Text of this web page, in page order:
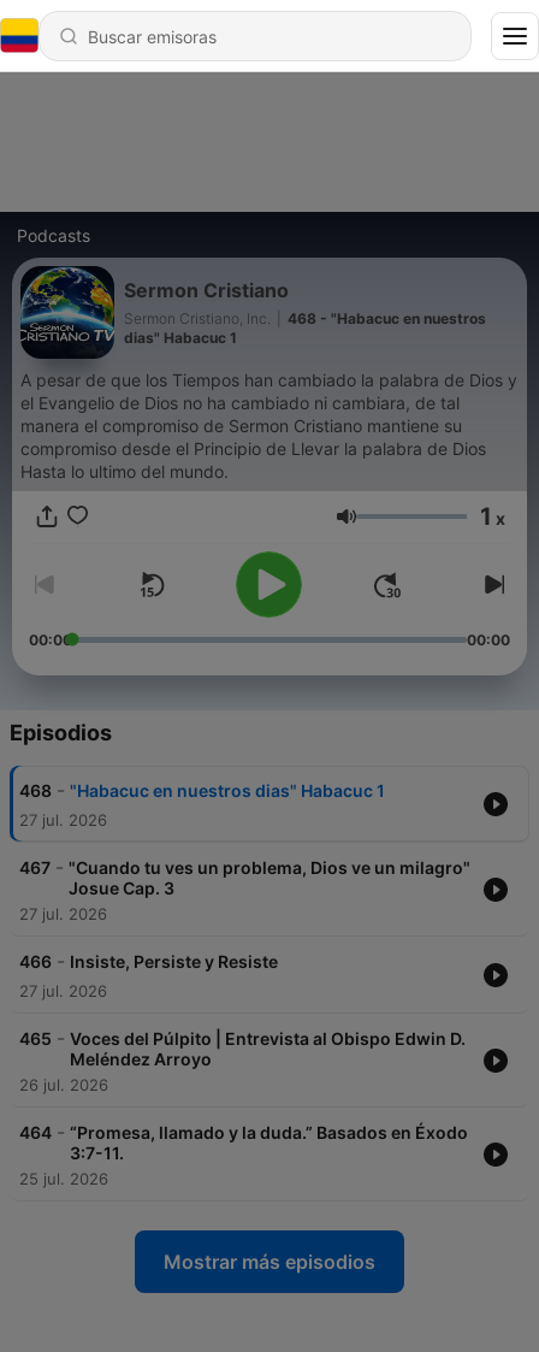
Podcasts
Sermon Cristiano
Sermon Cristiano, Inc.
468 - "Habacuc en nuestros
dias" Habacuc 1
A pesar de que los Tiempos han cambiado la palabra de Dios y
el Evangelio de Dios no ha cambiado ni cambiara, de tal
manera el compromiso de Sermon Cristiano mantiene su
compromiso desde el Principio de Llevar la palabra de Dios
Hasta lo ultimo del mundo.
Volumen 1 x
00:00 00:00
Episodios
468 - "Habacuc en nuestros dias" Habacuc 1
27 jul. 2026
467 - "Cuando tu ves un problema, Dios ve un milagro"
Josue Cap. 3
27 jul. 2026
466 - Insiste, Persiste y Resiste
27 jul. 2026
465 - Voces del Púlpito | Entrevista al Obispo Edwin D.
Meléndez Arroyo
26 jul. 2026
464 - “Promesa, llamado y la duda.” Basados en Éxodo
3:7-11.
25 jul. 2026
Mostrar más episodios